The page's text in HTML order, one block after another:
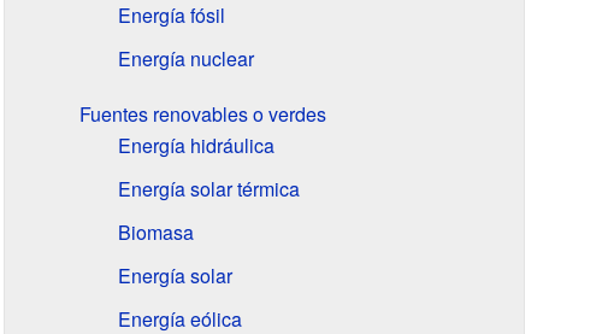
Energía fósil
Energía nuclear
Fuentes renovables o verdes
Energía hidráulica
Energía solar térmica
Biomasa
Energía solar
Energía eólica